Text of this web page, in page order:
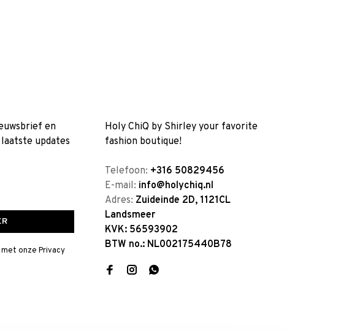
en
updates
onze Privacy
Holy ChiQ by Shirley your favorite
fashion boutique!
Telefoon: +316 50829456
E-mail: info@holychiq.nl
Adres: Zuideinde 2D, 1121CL
Landsmeer
KVK: 56593902
BTW no.: NL002175440B78